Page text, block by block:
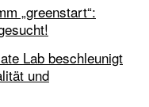
„greenstart“:
Lab beschleunigt
und